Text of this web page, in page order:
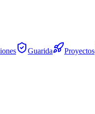
Guarida Proyectos